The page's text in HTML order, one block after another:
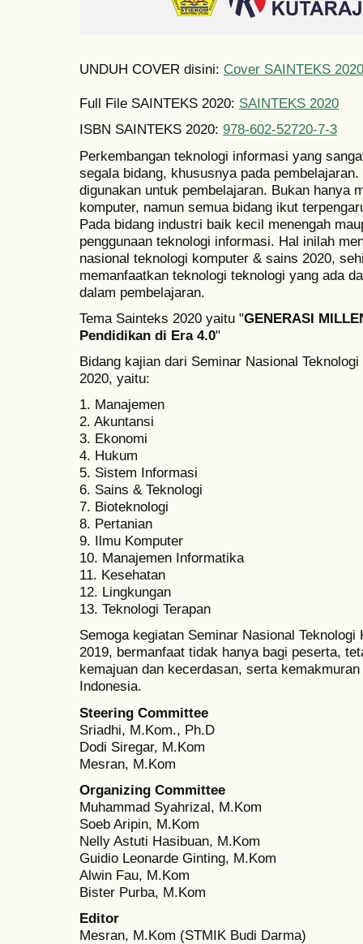
UNDUH COVER disini: Cover SAINTEKS 2020
Full File SAINTEKS 2020: SAINTEKS 2020
ISBN SAINTEKS 2020: 978-602-52720-7-3
Perkembangan teknologi informasi yang
segala bidang, khususnya pada
digunakan untuk pembelajaran. Bukan hanya
komputer, namun semua bidang ikut
Pada bidang industri baik kecil menengah
penggunaan teknologi informasi. Hal inilah
nasional teknologi komputer & sains 2020,
memanfaatkan teknologi teknologi yang ada
dalam pembelajaran.
Tema Sainteks 2020 yaitu "GENERASI
Pendidikan di Era 4.0"
Bidang kajian dari Seminar Nasional
2020, yaitu:
1. Manajemen
2. Akuntansi
3. Ekonomi
4. Hukum
5. Sistem Informasi
6. Sains & Teknologi
7. Bioteknologi
8. Pertanian
9. Ilmu Komputer
10. Manajemen Informatika
11. Kesehatan
12. Lingkungan
13. Teknologi Terapan
Semoga kegiatan Seminar Nasional
2019, bermanfaat tidak hanya bagi peserta,
kemajuan dan kecerdasan, serta
Indonesia.
Steering Committee
Sriadhi, M.Kom., Ph.D
Dodi Siregar, M.Kom
Mesran, M.Kom
Organizing Committee
Muhammad Syahrizal, M.Kom
Soeb Aripin, M.Kom
Nelly Astuti Hasibuan, M.Kom
Guidio Leonarde Ginting, M.Kom
Alwin Fau, M.Kom
Bister Purba, M.Kom
Editor
Mesran, M.Kom (STMIK Budi Darma)